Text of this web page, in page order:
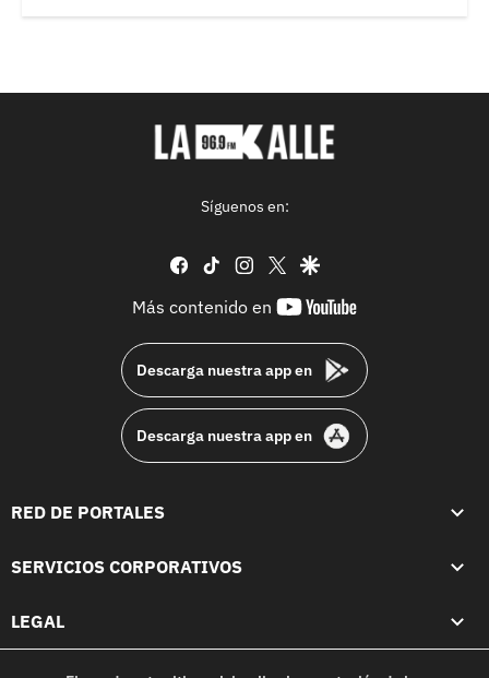
Síguenos en:
facebook
tiktok instagram
twittergoogle
Más contenido en
youtube-
Descarga nuestra app en
Descarga nuestra app en
RED DE PORTALES
SERVICIOS CORPORATIVOS
LEGAL